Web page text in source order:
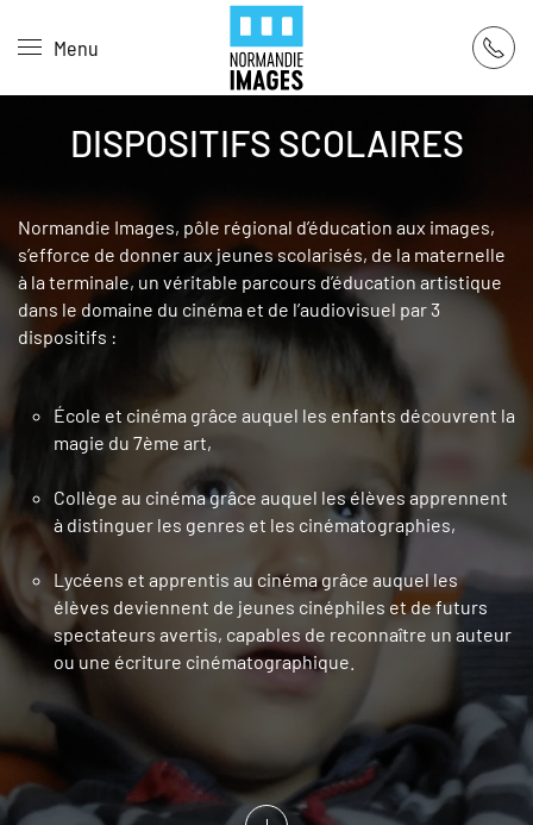
Skip to main content
Menu
DISPOSITIFS SCOLAIRES
Normandie Images, pôle régional d’éducation aux images,
s’efforce de donner aux jeunes scolarisés, de la maternelle
à la terminale, un véritable parcours d’éducation artistique
dans le domaine du cinéma et de l’audiovisuel par 3
dispositifs :
École et cinéma grâce auquel les enfants découvrent la
magie du 7ème art,
Collège au cinéma grâce auquel les élèves apprennent
à distinguer les genres et les cinématographies,
Lycéens et apprentis au cinéma grâce auquel les
élèves deviennent de jeunes cinéphiles et de futurs
spectateurs avertis, capables de reconnaître un auteur
ou une écriture cinématographique.
Panneau de gestion des cookies